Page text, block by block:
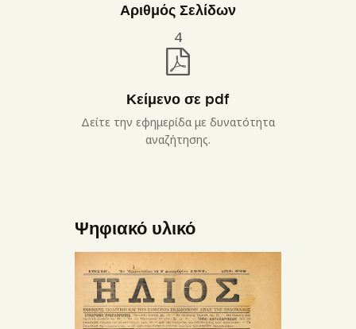
Αριθμός Σελίδων
4
Κείμενο σε pdf
Δείτε την εφημερίδα με δυνατότητα
αναζήτησης.
Ψηφιακό υλικό